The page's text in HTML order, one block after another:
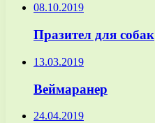
08.10.2019
Празител для собак
13.03.2019
Веймаранер
24.04.2019